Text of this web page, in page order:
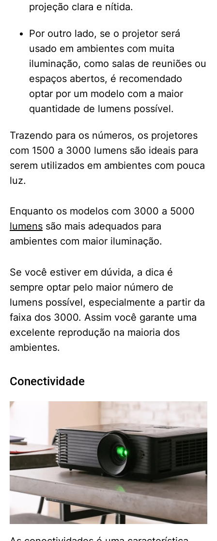
projeção clara e nítida.
Por outro lado, se o projetor será
usado em ambientes com muita
iluminação, como salas de reuniões ou
espaços abertos, é recomendado
optar por um modelo com a maior
quantidade de lumens possível.
Trazendo para os números, os projetores
com 1500 a 3000 lumens são ideais para
serem utilizados em ambientes com pouca
luz.
Enquanto os modelos com 3000 a 5000
lumens são mais adequados para
ambientes com maior iluminação.
Se você estiver em dúvida, a dica é
sempre optar pelo maior número de
lumens possível, especialmente a partir da
faixa dos 3000. Assim você garante uma
excelente reprodução na maioria dos
ambientes.
Conectividade